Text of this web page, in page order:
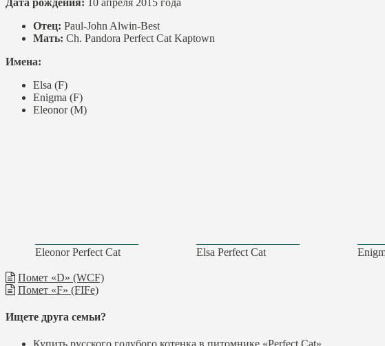
Отец: Paul-John Alwin-Best
Мать: Ch. Pandora Perfect Cat Kaptown
Имена:
Elsa (F)
Enigma (F)
Eleonor (M)
Eleonor Perfect Cat Elsa Perfect Cat
Помет «D» (WCF)
Помет «F» (FIFe)
Ищете друга семьи?